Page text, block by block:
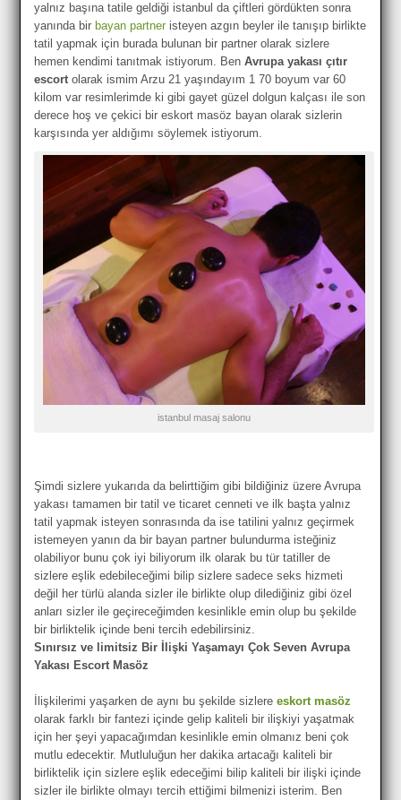
yalnız başına tatile geldiği istanbul da çiftleri gördükten sonra
yanında bir bayan partner isteyen azgın beyler ile tanışıp birlikte
tatil yapmak için burada bulunan bir partner olarak sizlere
hemen kendimi tanıtmak istiyorum. BenAvrupa yakası çıtır
escortolarak ismim Arzu 21 yaşındayım 1 70 boyum var 60
kilom var resimlerimde ki gibi gayet güzel dolgun kalçası ile son
derece hoş ve çekici bir eskort masöz bayan olarak sizlerin
karşısında yer aldığımı söylemek istiyorum.
istanbul masaj salonu
Şimdi sizlere yukarıda da belirttiğim gibi bildiğiniz üzere Avrupa
yakası tamamen bir tatil ve ticaret cenneti ve ilk başta yalnız
tatil yapmak isteyen sonrasında da ise tatilini yalnız geçirmek
istemeyen yanın da bir bayan partner bulundurma isteğiniz
olabiliyor bunu çok iyi biliyorum ilk olarak bu tür tatiller de
sizlere eşlik edebileceğimi bilip sizlere sadece seks hizmeti
değil her türlü alanda sizler ile birlikte olup dilediğiniz gibi özel
anları sizler ile geçireceğimden kesinlikle emin olup bu şekilde
bir birliktelik içinde beni tercih edebilirsiniz.
Sınırsız ve limitsiz Bir İlişki Yaşamayı Çok Seven Avrupa
Yakası Escort Masöz
İlişkilerimi yaşarken de aynı bu şekilde sizlereeskort masöz
olarak farklı bir fantezi içinde gelip kaliteli bir ilişkiyi yaşatmak
için her şeyi yapacağımdan kesinlikle emin olmanız beni çok
mutlu edecektir. Mutluluğun her dakika artacağı kaliteli bir
birliktelik için sizlere eşlik edeceğimi bilip kaliteli bir ilişki içinde
sizler ile birlikte olmayı tercih ettiğimi bilmenizi isterim. Ben